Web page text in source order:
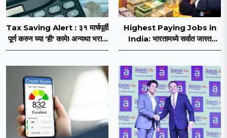
Tax Saving Alert : ३१ मार्चपूर्वी
पूर्ण करुन घ्या 'ही' कामे! अन्यथा भरावा
लागेल कर!
Highest Paying Jobs in
India: भारतामध्ये सर्वात जास्त
पगाराच्या नोकऱ्या कोणत्या? किती पगार